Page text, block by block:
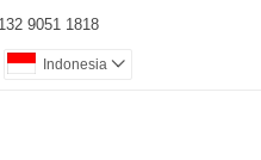
9051 1818
Indonesia 